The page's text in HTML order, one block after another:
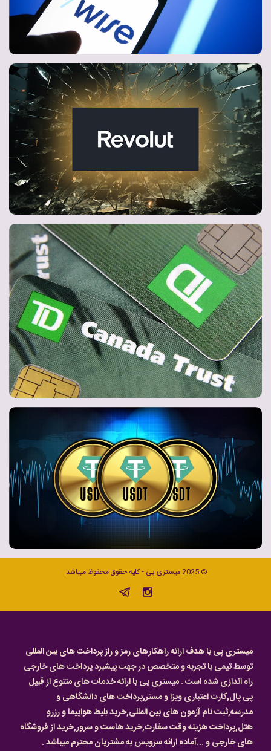
© 2025 میستری پی - کلیه حقوق محفوظ میباشد.
میستری پی با هدف ارائه راهکارهای رمز و راز پرداخت های بین المللی
توسط تیمی با تجربه و متخصص در جهت پیشبرد پرداخت های خارجی
راه اندازی شده است . میستری پی با ارائه خدمات های متنوع از قبیل
پی پال,کارت اعتباری ویزا و مستر,پرداخت های دانشگاهی و
مدرسه,ثبت نام آزمون های بین المللی,خرید بلیط هواپیما و رزرو
هتل,پرداخت هزینه وقت سفارت,خرید هاست و سرور,خرید از فروشگاه
های خارجی و ...آماده ارائه سرویس به مشتریان محترم میباشد .